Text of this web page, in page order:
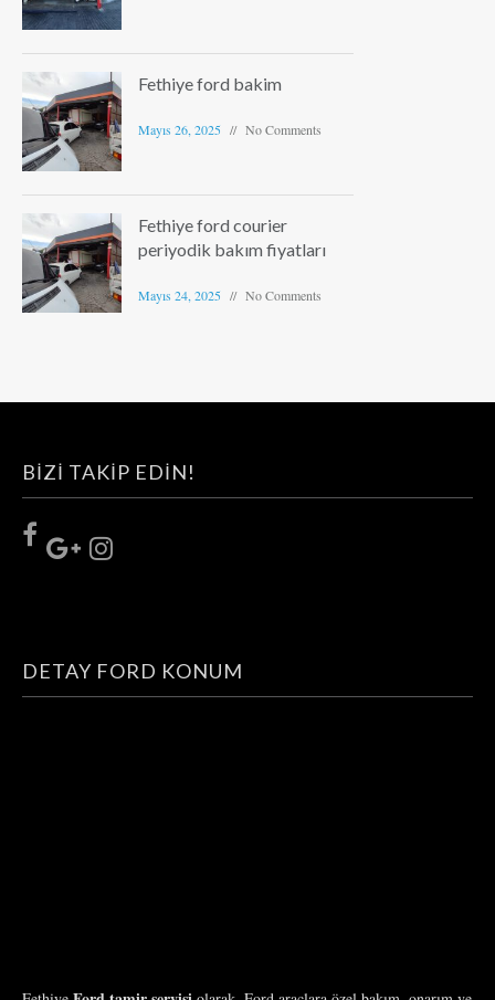
Fethiye ford bakim
Mayıs 26, 2025 No Comments
Fethiye ford courier
periyodik bakım fiyatları
Mayıs 24, 2025 No Comments
BIZI TAKIP EDIN!
DETAY FORD KONUM